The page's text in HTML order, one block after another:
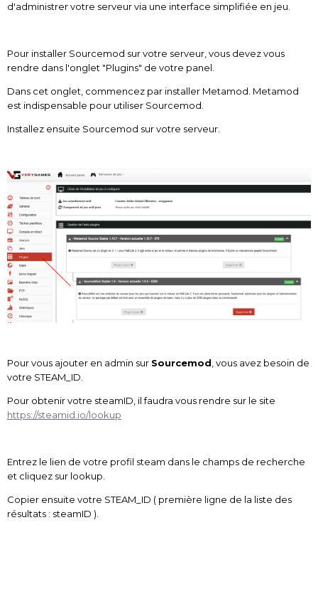
d'administrer votre serveur via une interface simplifiée en jeu.
Pour installer Sourcemod sur votre serveur, vous devez vous
rendre dans l'onglet "Plugins" de votre panel.
Dans cet onglet, commencez par installer Metamod. Metamod
est indispensable pour utiliser Sourcemod.
Installez ensuite Sourcemod sur votre serveur.
Pour vous ajouter en admin sur Sourcemod, vous avez besoin de
votre STEAM_ID.
Pour obtenir votre steamID, il faudra vous rendre sur le site
https://steamid.io/lookup
Entrez le lien de votre profil steam dans le champs de recherche
et cliquez sur lookup.
Copier ensuite votre STEAM_ID ( première ligne de la liste des
résultats : steamID ).